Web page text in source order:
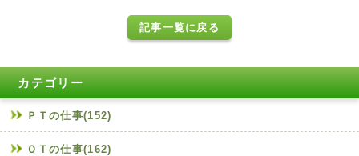
記事一覧に戻る
カテゴリー
ＰＴの仕事(152)
ＯＴの仕事(162)